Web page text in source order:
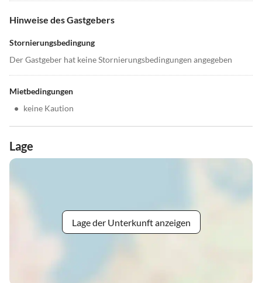
Hinweise des Gastgebers
Stornierungsbedingung
Der Gastgeber hat keine Stornierungsbedingungen angegeben
Mietbedingungen
• keine Kaution
Lage
Lage der Unterkunft anzeigen